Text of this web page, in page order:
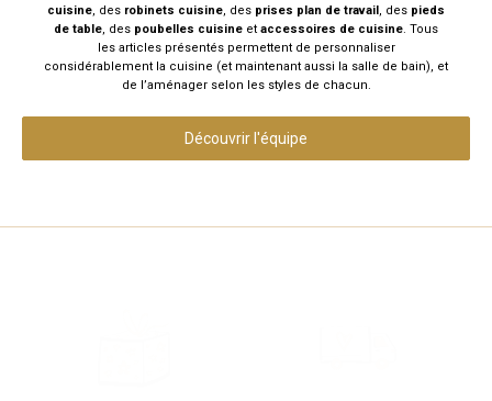
cuisine, des robinets cuisine, des prises plan de travail , des pieds
de table, des poubelles cuisine et accessoires de cuisine. Tous
les articles présentés permettent de personnaliser
considérablement la cuisine (et maintenant aussi la salle de bain), et
de l’aménager selon les styles de chacun.
Découvrir l'équipe